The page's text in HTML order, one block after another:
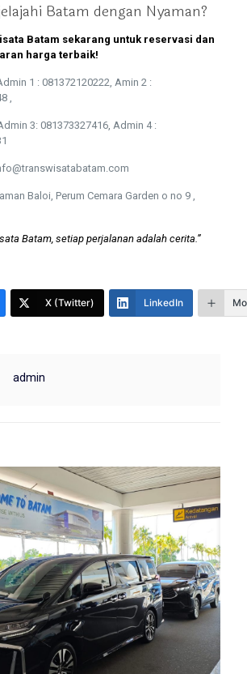
Batam dengan Nyaman?
Batam sekarang untuk reservasi dan
harga terbaik!
1 : 081372120222, Amin 2 :
,
3: 081373327416, Admin 4 :
Baloi, Perum Cemara Garden o no 9 ,
Batam, setiap perjalanan adalah cerita.”
X (Twitter) LinkedIn
admin